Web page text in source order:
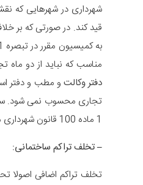
شهرداری در شهرهایی که
قید کند. در صورتی که بر
مناسب که نباید از دو
دفتر وکالتو مطب و دفتر
تجاری محسوب نمی شود.
1 ماده 100 قانون شهرداری معاف هستند.
– تخلف تراکم ساختمانی:
تخلف تراکم اضافی اصولا